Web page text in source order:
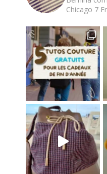
Chicago 7